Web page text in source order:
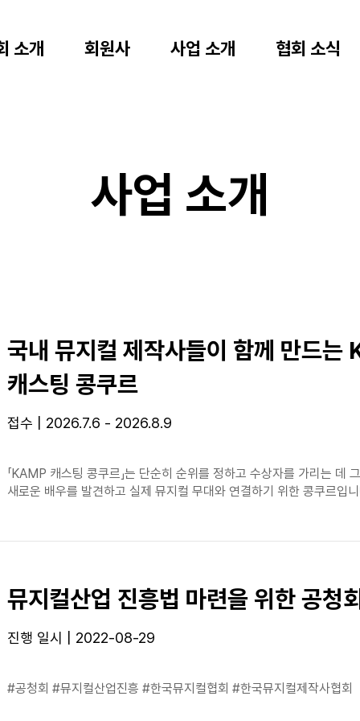
소개 회원사 사업 소개 협회 소식
사업 소개
국내 뮤지컬 제작사들이 함께 만드는
캐스팅 콩쿠르
접수 | 2026.7.6 - 2026.8.9
「KAMP 캐스팅 콩쿠르」는 단순히 순위를 정하고 수상자를 가리는 데
새로운 배우를 발견하고 실제 뮤지컬 무대와 연결하기 위한 콩쿠르입
뮤지컬산업 진흥법 마련을 위한 공청회
진행 일시 | 2022-08-29
#공청회 #뮤지컬산업진흥 #한국뮤지컬협회 #한국뮤지컬제작사협회